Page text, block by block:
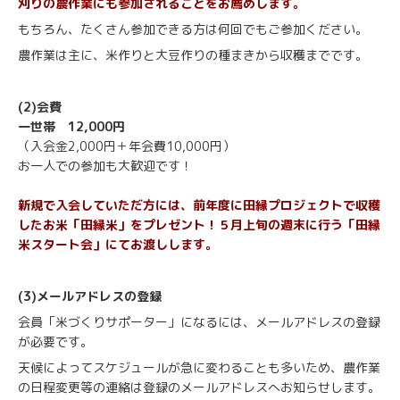
もちろん、たくさん参加できる方は何回でもご参加ください。
農作業は主に、米作りと大豆作りの種まきから収穫までです。
(2)会費
一世帯 12,000円
（入会金2,000円＋年会費10,000円）
お一人での参加も大歓迎です！
新規で入会していただ方には、前年度に田縁プロジェクトで収穫
したお米「田縁米」をプレゼント！５月上旬の週末に行う 「田縁
米スタート会 」 にてお渡しします。
(3)メールアドレスの登録
会員「米づくりサポーター」になるには、メールアドレスの登録
が必要です。
天候によってスケジュールが急に変わることも多いため、農作業
の日程変更等の連絡は登録のメールアドレスへお知らせします。